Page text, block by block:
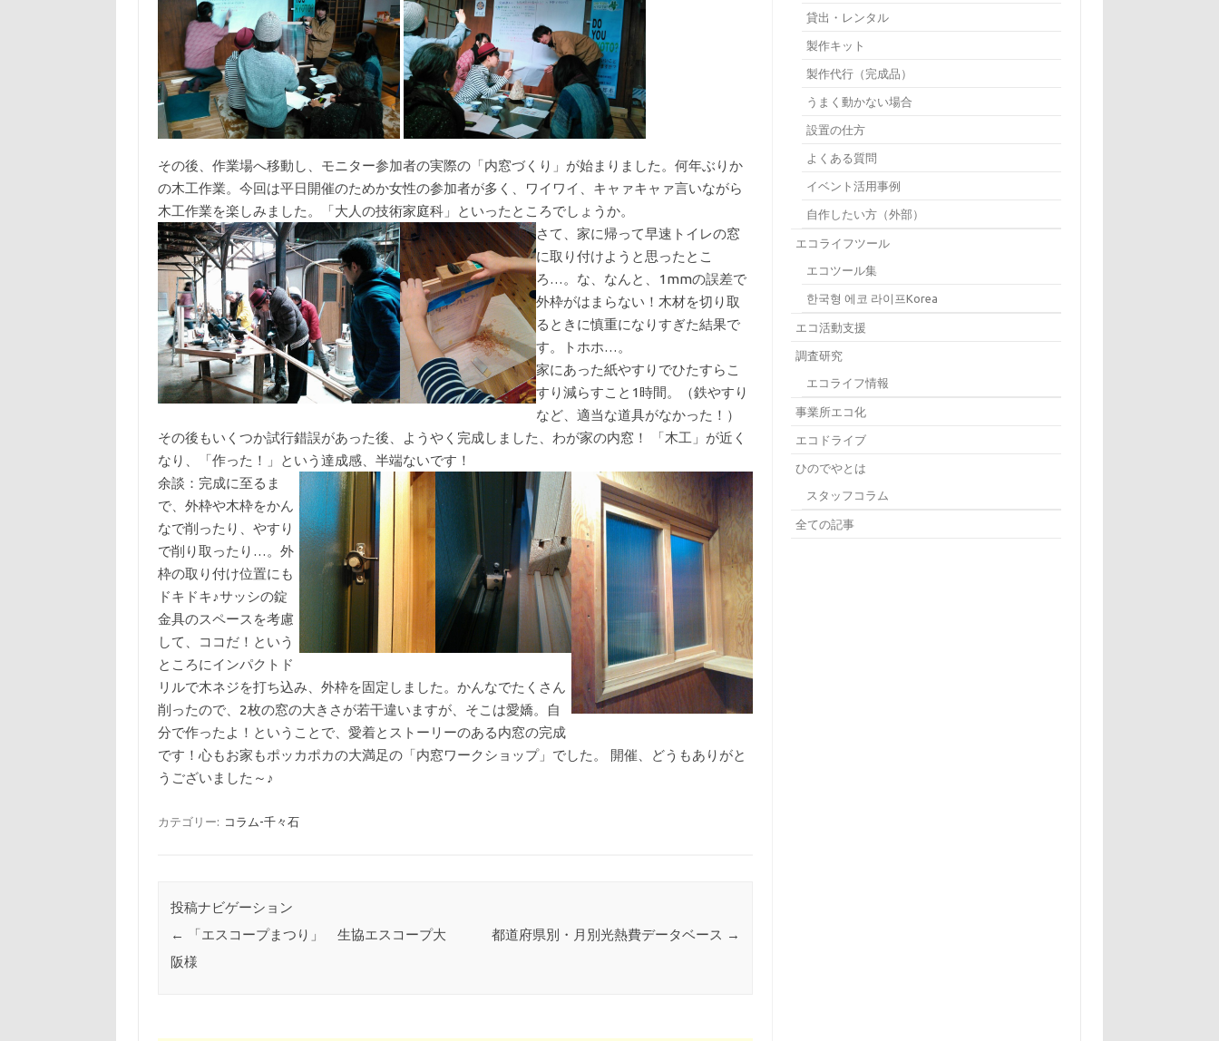
その後、作業場へ移動し、モニター参加者の実際の「内窓づくり」が始まりました。何年ぶりか
の木工作業。今回は平日開催のためか女性の参加者が多く、ワイワイ、キャァキャァ言いながら
木工作業を楽しみました。「大人の技術家庭科」といったところでしょうか。
さて、家に帰って早速トイレの窓
に取り付けようと思ったとこ
ろ…。な、なんと、1mmの誤差で
外枠がはまらない！木材を切り取
るときに慎重になりすぎた結果で
す。トホホ…。
家にあった紙やすりでひたすらこ
すり減らすこと1時間。（鉄やすり
など、適当な道具がなかった！）
その後もいくつか試行錯誤があった後、ようやく完成しました、わが家の内窓！ 「木工」が近く
なり、「作った！」という達成感、半端ないです！
余談：完成に至るま
で、外枠や木枠をかん
なで削ったり、やすり
で削り取ったり…。外
枠の取り付け位置にも
ドキドキ♪サッシの錠
金具のスペースを考慮
して、ココだ！という
ところにインパクトド
リルで木ネジを打ち込み、外枠を固定しました。かんなでたくさん
削ったので、2枚の窓の大きさが若干違いますが、そこは愛嬌。自
分で作ったよ！ということで、愛着とストーリーのある内窓の完成
です！心もお家もポッカポカの大満足の「内窓ワークショップ」でした。 開催、どうもありがと
うございました～♪
カテゴリー: コラム-千々石
投稿ナビゲーション
←
「エスコープまつり」 生協エスコープ大
阪様
都道府県別・月別光熱費データベース →
貸出・レンタル
製作キット
製作代行（完成品）
うまく動かない場合
設置の仕方
よくある質問
イベント活用事例
自作したい方（外部）
エコライフツール
エコツール集
한국형 에코 라이프Korea
エコ活動支援
調査研究
エコライフ情報
事業所エコ化
エコドライブ
ひのでやとは
スタッフコラム
全ての記事